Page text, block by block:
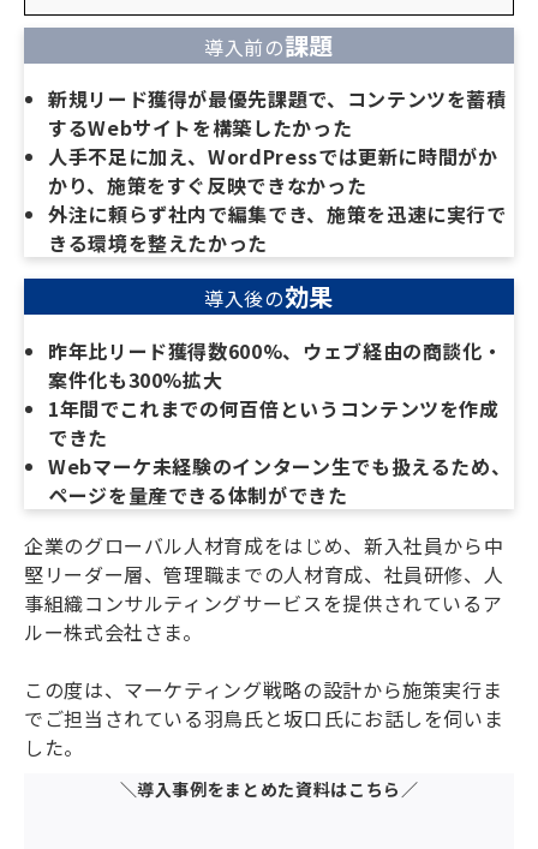
導入前の課題
新規リード獲得が最優先課題で、コンテンツを蓄積
するWebサイトを構築したかった
人手不足に加え、WordPressでは更新に時間がか
かり、施策をすぐ反映できなかった
外注に頼らず社内で編集でき、施策を迅速に実行で
きる環境を整えたかった
導入後の効果
昨年比リード獲得数600%、ウェブ経由の商談化・
案件化も300%拡大
1年間でこれまでの何百倍というコンテンツを作成
できた
Webマーケ未経験のインターン生でも扱えるため、
ページを量産できる体制ができた
企業のグローバル人材育成をはじめ、新入社員から中
堅リーダー層、管理職までの人材育成、社員研修、人
事組織コンサルティングサービスを提供されているア
ルー株式会社さま。
この度は、マーケティング戦略の設計から施策実行ま
でご担当されている羽鳥氏と坂口氏にお話しを伺いま
した。
＼導入事例をまとめた資料はこちら／